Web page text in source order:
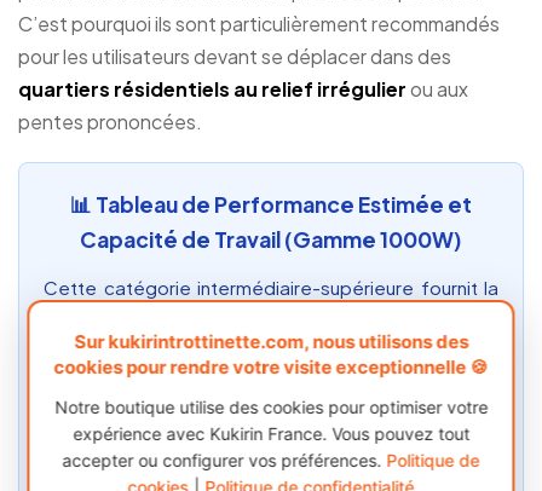
C’est pourquoi ils sont particulièrement recommandés
pour les utilisateurs devant se déplacer dans des
quartiers résidentiels au relief irrégulierou aux
pentes prononcées.
📊 Tableau de Performance Estimée et
Capacité de Travail (Gamme 1000W)
Cette catégorie intermédiaire-supérieure fournit la
dépendance aux surfaces plates. Grâce à ses
composants électroniques surdimensionnés, les
contrôleurs dissipent efficacement la chaleur
générée par des efforts continus, atteignant les
directives d’utilisation réelle suivantes :
Sur kukirintrottinette.com, nous utilisons des
cookies pour rendre votre visite exceptionnelle 🍪
Notre boutique utilise des cookies pour optimiser votre
expérience avec Kukirin France. Vous pouvez tout
accepter ou configurer vos préférences. Politique de
cookies
Politique de confidentialité